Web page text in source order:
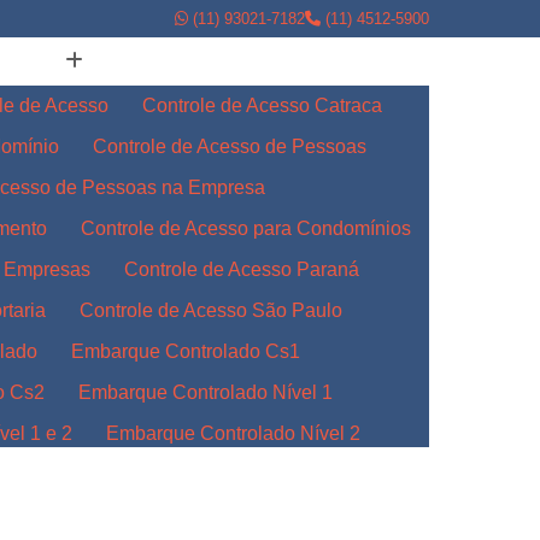
(11) 93021-7182 (11) 4512-5900
de Acesso
Controle de Acesso Catraca
Controle de Acesso de Pessoas
de Pessoas na Empresa
Controle de Acesso para Condomínios
Controle de Acesso Paraná
Controle de Acesso São Paulo
Embarque Controlado Cs1
Cs2
Embarque Controlado Nível 1
1 e 2
Embarque Controlado Nível 2